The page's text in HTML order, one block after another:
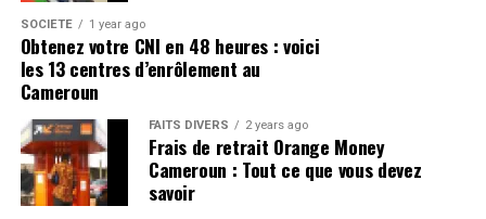
SOCIÉTÉ 1 year ago
Obtenez votre CNI en 48 heures : voici
les 13 centres d’enrôlement au
Cameroun
FAITS DIVERS 2 years ago
Frais de retrait Orange Money
Cameroun : Tout ce que vous devez
savoir